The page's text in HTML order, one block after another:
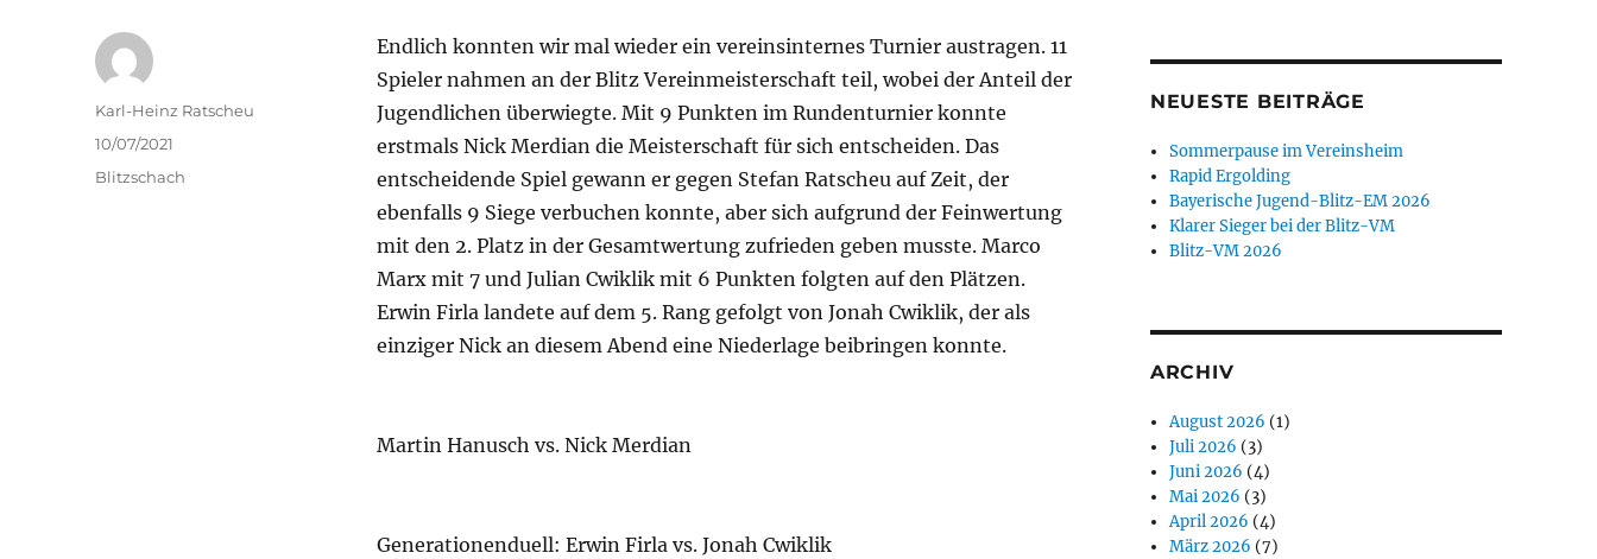
Endlich konnten wir mal wieder ein vereinsinternes Turnier austragen. 11
Spieler nahmen an der Blitz Vereinmeisterschaft teil, wobei der Anteil der
Jugendlichen überwiegte. Mit 9 Punkten im Rundenturnier konnte
erstmals Nick Merdian die Meisterschaft für sich entscheiden. Das
entscheidende Spiel gewann er gegen Stefan Ratscheu auf Zeit, der
ebenfalls 9 Siege verbuchen konnte, aber sich aufgrund der Feinwertung
mit den 2. Platz in der Gesamtwertung zufrieden geben musste. Marco
Marx mit 7 und Julian Cwiklik mit 6 Punkten folgten auf den Plätzen.
Erwin Firla landete auf dem 5. Rang gefolgt von Jonah Cwiklik, der als
einziger Nick an diesem Abend eine Niederlage beibringen konnte.
Martin Hanusch vs. Nick Merdian
Generationenduell: Erwin Firla vs. Jonah Cwiklik
Autor
Karl-Heinz Ratscheu
Veröffentlicht
am
10/07/2021
Kategorien
Blitzschach
NEUESTE BEITRÄGE
Sommerpause im Vereinsheim
Rapid Ergolding
Bayerische Jugend-Blitz-EM 2026
Klarer Sieger bei der Blitz-VM
Blitz-VM 2026
ARCHIV
August 2026 (1)
Juli 2026 (3)
Juni 2026 (4)
Mai 2026 (3)
April 2026 (4)
März 2026 (7)